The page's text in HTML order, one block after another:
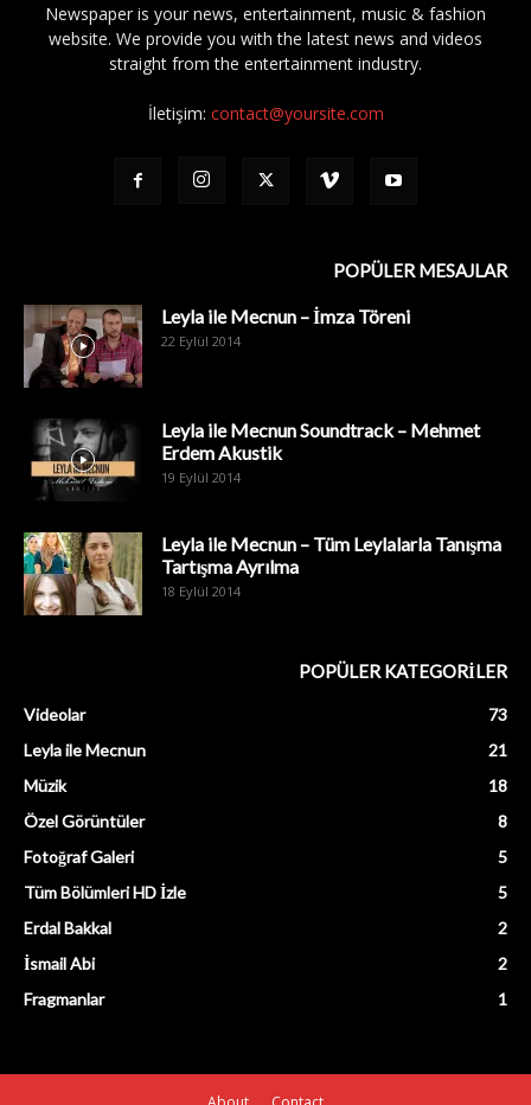
Newspaper is your news, entertainment, music & fashion
website. We provide you with the latest news and videos
straight from the entertainment industry.
İletişim: contact@yoursite.com
POPÜLER MESAJLAR
Leyla ile Mecnun – İmza Töreni
22 Eylül 2014
Leyla ile Mecnun Soundtrack – Mehmet
Erdem Akustik
19 Eylül 2014
Leyla ile Mecnun – Tüm Leylalarla Tanışma
Tartışma Ayrılma
18 Eylül 2014
POPÜLER KATEGORİLER
Videolar
73
Leyla ile Mecnun
21
Müzik
18
Özel Görüntüler
8
Fotoğraf Galeri
5
Tüm Bölümleri HD İzle
5
Erdal Bakkal
2
İsmail Abi
2
Fragmanlar
1